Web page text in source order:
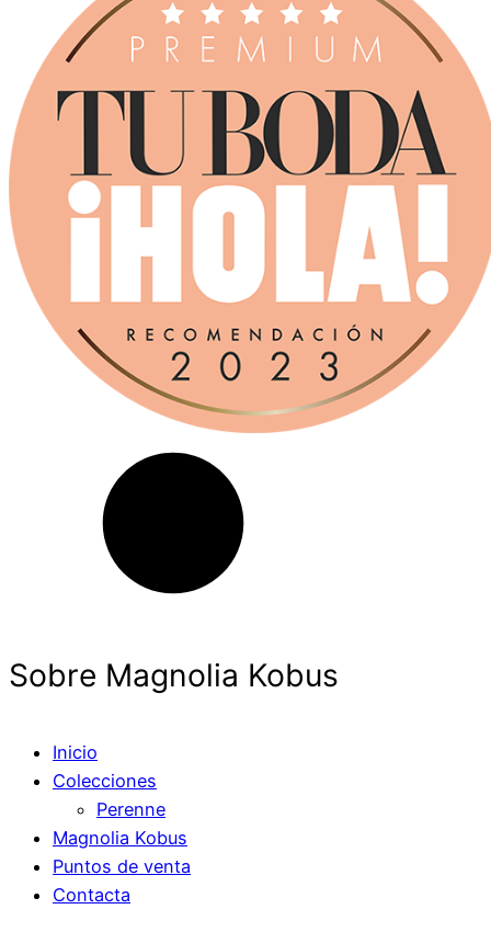
Sobre Magnolia Kobus
Inicio
Colecciones
Perenne
Magnolia Kobus
Puntos de venta
Contacta